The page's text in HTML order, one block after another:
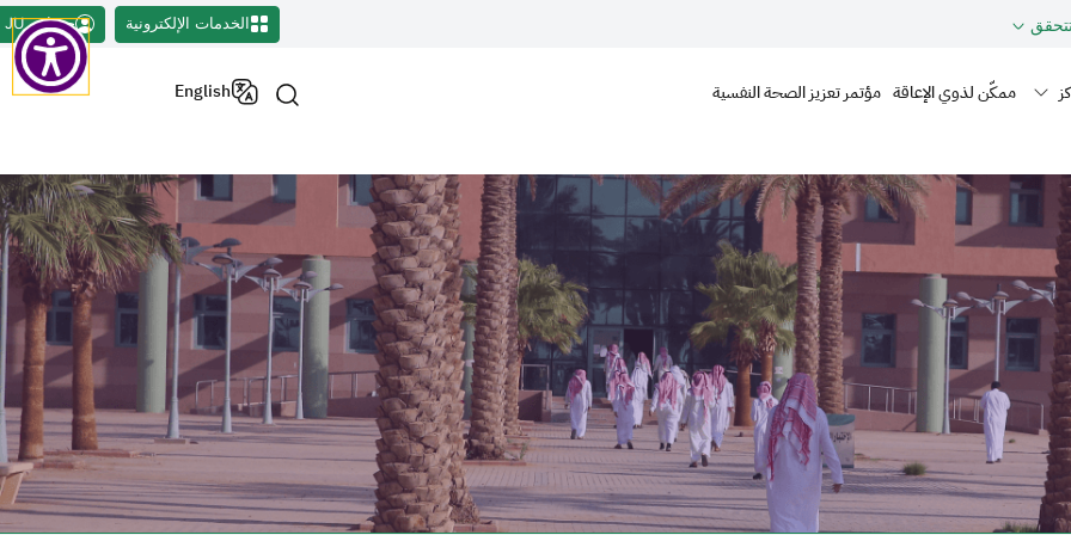
الخدمات الإلكترونية حسابي JU
ممكّن لذوي الإعاقة مؤتمر تعزيز الصحة النفسية English